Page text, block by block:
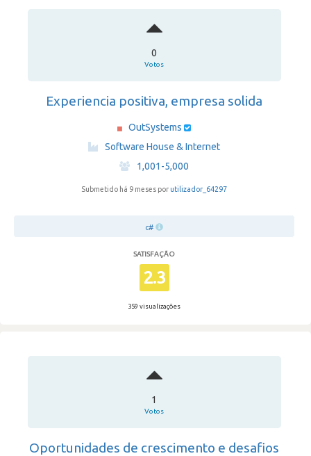
0
Votos
Experiencia positiva, empresa solida
OutSystems
Software House & Internet
·
1,001-5,000
Submetido há 9 meses por utilizador_64297
c#
SATISFAÇÃO
2.3
359 visualizações
1
Votos
Oportunidades de crescimento e desafios